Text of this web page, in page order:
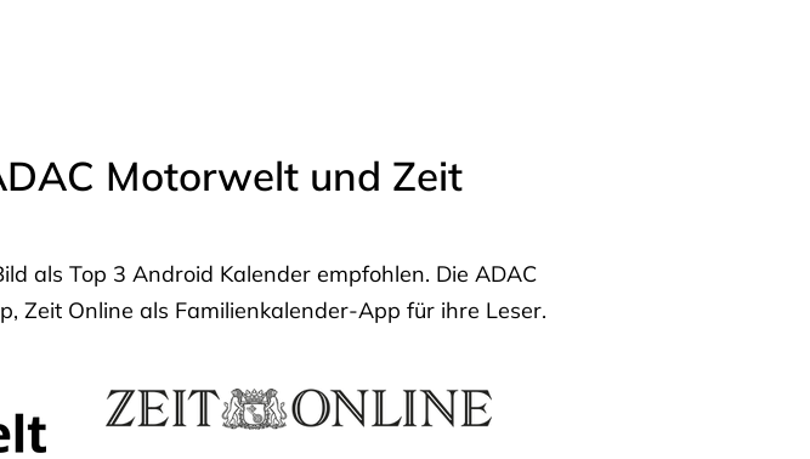
Motorwelt und Zeit
als Top 3 Android Kalender empfohlen. Die ADAC
Zeit Online als Familienkalender-App für ihre Leser.